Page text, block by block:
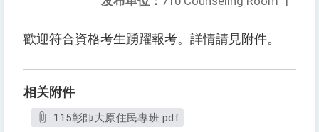
歡迎符合資格考生踴躍報考。詳情請見附件。
相关附件
115彰師大原住民專班.pdf